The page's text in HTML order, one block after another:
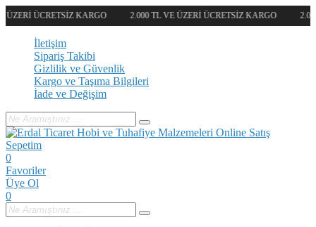
ÜZERİ ÜCRETSİZ KARGO 2.000 TL VE ÜZERİ ÜCRETSİZ KARGO
İletişim
Sipariş Takibi
Gizlilik ve Güvenlik
Kargo ve Taşıma Bilgileri
İade ve Değişim
Sepetim
0
Favoriler
Üye Ol
0